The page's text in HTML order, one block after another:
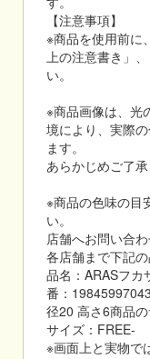
【注意事項】
※商品を使用前に
上の注意書き」
い。
※商品画像は、光
境により、実際
ます。
あらかじめご了承
※商品の色味の目
い。
店舗へお問い合
各店舗まで下記
品名：ARASフカ
番：
径20 高さ6商品
サイズ：FREE-
※画面上と実物で